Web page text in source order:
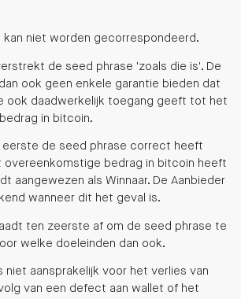
kan niet worden gecorrespondeerd.
de seed phrase 'zoals die is'. De
ook geen enkele garantie bieden dat
ook daadwerkelijk toegang geeft tot het
in bitcoin.
eerste de seed phrase correct heeft
overeenkomstige bedrag in bitcoin heeft
aangewezen als Winnaar. De Aanbieder
wanneer dit het geval is.
ten zeerste af om de seed phrase te
welke doeleinden dan ook.
niet aansprakelijk voor het verlies van
van een defect aan wallet of het